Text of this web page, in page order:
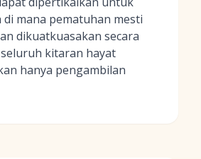
di mana pematuhan mesti
dikuatkuasakan secara
kitaran hayat
hanya pengambilan